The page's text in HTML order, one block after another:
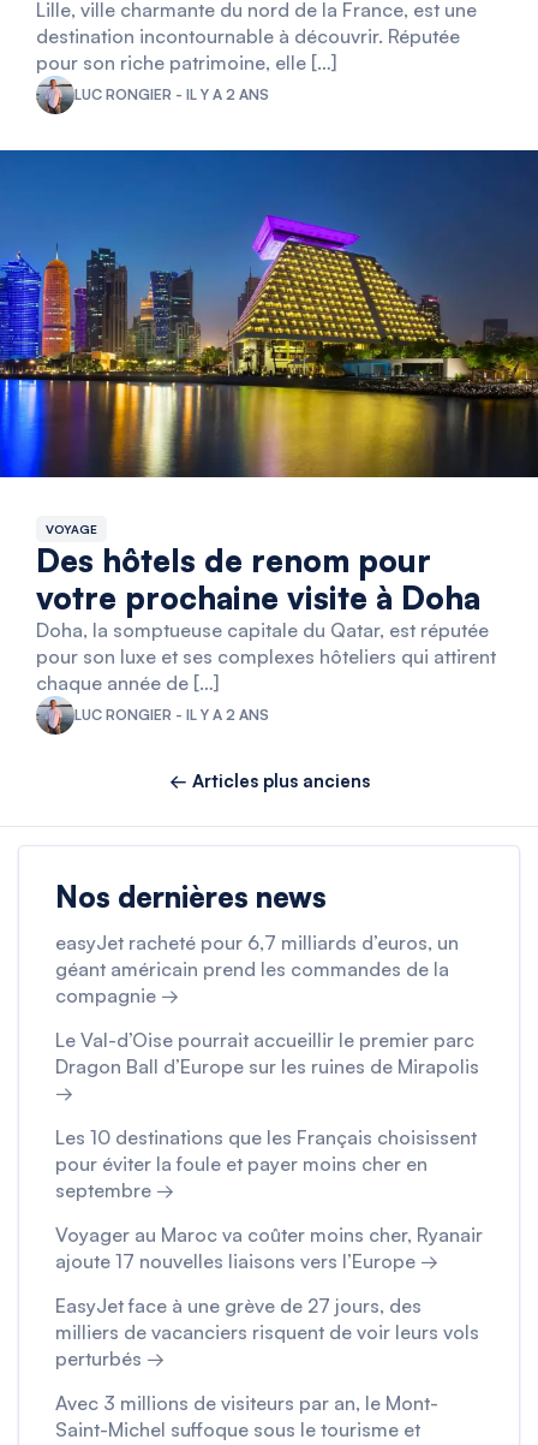
Lille, ville charmante du nord de la France, est une
destination incontournable à découvrir. Réputée
pour son riche patrimoine, elle […]
LUC RONGIER - IL Y A 2 ANS
VOYAGE
Des hôtels de renom pour
votre prochaine visite à Doha
Doha, la somptueuse capitale du Qatar, est réputée
pour son luxe et ses complexes hôteliers qui attirent
chaque année de […]
LUC RONGIER - IL Y A 2 ANS
← Articles plus anciens
Nos dernières news
easyJet racheté pour 6,7 milliards d’euros, un
géant américain prend les commandes de la
compagnie →
Le Val-d’Oise pourrait accueillir le premier parc
Dragon Ball d’Europe sur les ruines de Mirapolis
→
Les 10 destinations que les Français choisissent
pour éviter la foule et payer moins cher en
septembre →
Voyager au Maroc va coûter moins cher, Ryanair
ajoute 17 nouvelles liaisons vers l’Europe →
EasyJet face à une grève de 27 jours, des
milliers de vacanciers risquent de voir leurs vols
perturbés →
Avec 3 millions de visiteurs par an, le Mont-
Saint-Michel suffoque sous le tourisme et